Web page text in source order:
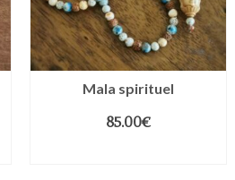
Mala spirituel
85.00€